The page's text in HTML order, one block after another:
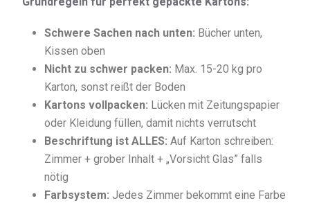
Schwere Sachen nach unten: Bücher unten,
Kissen oben
Nicht zu schwer packen: Max. 15-20 kg pro
Karton, sonst reißt der Boden
Kartons vollpacken: Lücken mit Zeitungspapier
oder Kleidung füllen, damit nichts verrutscht
Beschriftung ist ALLES: Auf Karton schreiben:
Zimmer + grober Inhalt + „Vorsicht Glas” falls
nötig
Farbsystem: Jedes Zimmer bekommt eine Farbe